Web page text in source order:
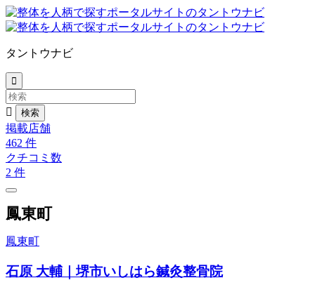
タントウナビ


掲載店舗
462 件
クチコミ数
2 件
鳳東町
鳳東町
石原 大輔｜堺市いしはら鍼灸整骨院